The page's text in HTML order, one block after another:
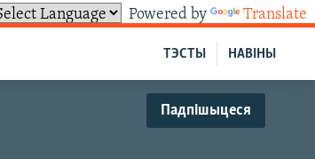
Powered by Translate
НАВІНЫ
ТЭСТЫ
Падпішыцеся